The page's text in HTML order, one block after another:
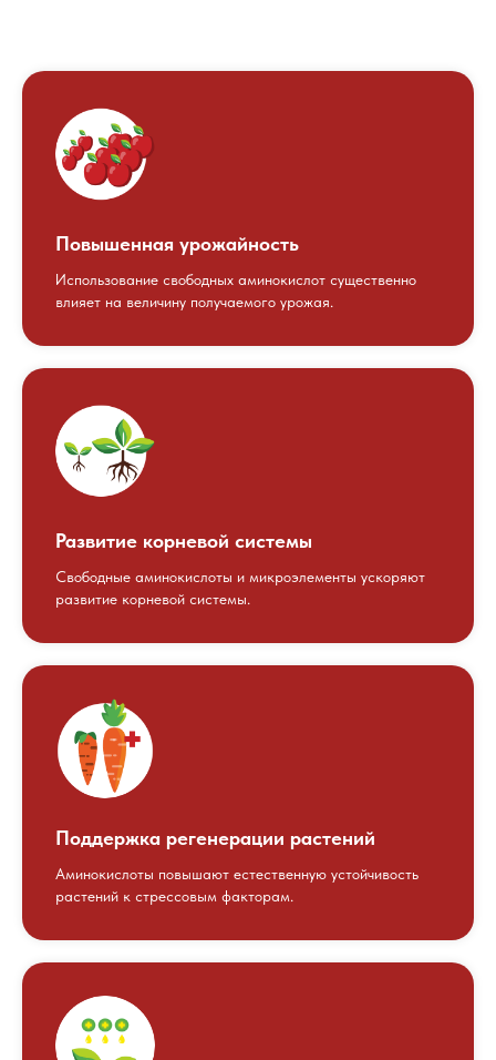
Повышенная урожайность
Использование свободных аминокислот существенно
влияет на величину получаемого урожая.
Развитие корневой системы
Свободные аминокислоты и микроэлементы ускоряют
развитие корневой системы.
Поддержка регенерации растений
Аминокислоты повышают естественную устойчивость
растений к стрессовым факторам.